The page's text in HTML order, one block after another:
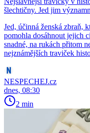
šlechtičny. Jed jim
Jed, účinná ženská zbraň,
pomohla dosáhnout jejich
snadné, na rukách přitom
nejznámějších traviček
NESPECHEJ.cz
dnes, 08:30
2 min